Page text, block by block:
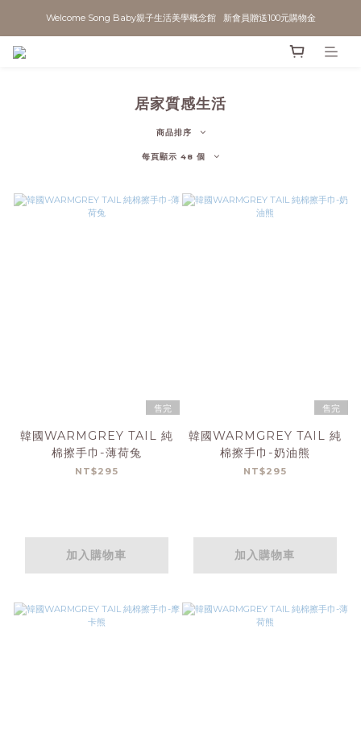
Welcome Song Baby親子生活美學概念館   新會員贈送100元購物金
居家質感生活
商品排序
每頁顯示 48 個
售完
韓國WARMGREY TAIL 純
棉擦手巾-薄荷兔
NT$295
加入購物車
售完
韓國WARMGREY TAIL 純
棉擦手巾-奶油熊
NT$295
加入購物車